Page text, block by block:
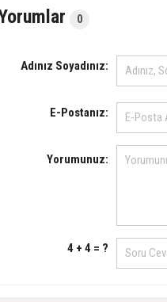
0
Adınız Soyadınız:
E-Postanız:
Yorumunuz:
4 + 4 = ?